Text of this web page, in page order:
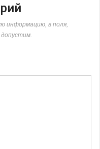
информацию, в поля,